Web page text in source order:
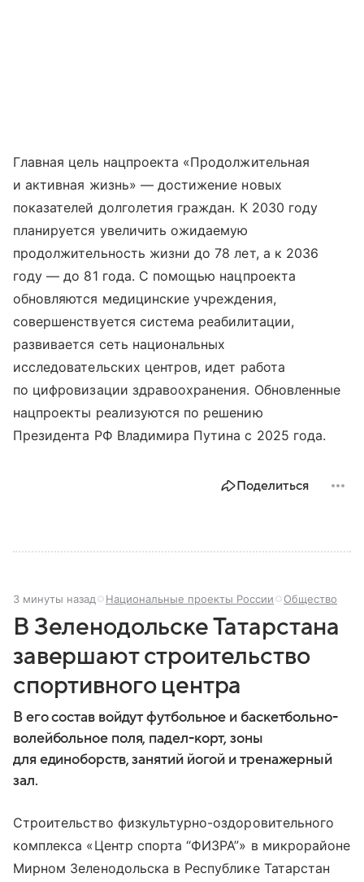
Главная цель нацпроекта «Продолжительная
и активная жизнь» — достижение новых
показателей долголетия граждан. К 2030 году
планируется увеличить ожидаемую
продолжительность жизни до 78 лет, а к 2036
году — до 81 года. С помощью нацпроекта
обновляются медицинские учреждения,
совершенствуется система реабилитации,
развивается сеть национальных
исследовательских центров, идет работа
по цифровизации здравоохранения. Обновленные
нацпроекты реализуются по решению
Президента РФ Владимира Путина с 2025 года.
Поделиться
3 минуты назад Национальные проекты России Общество
В Зеленодольске Татарстана
завершают строительство
спортивного центра
В его состав войдут футбольное и баскетбольно-
волейбольное поля, падел-корт, зоны
для единоборств, занятий йогой и тренажерный
зал.
Строительство физкультурно-оздоровительного
комплекса «Центр спорта “ФИЗРА”» в микрорайоне
Мирном Зеленодольска в Республике Татарстан